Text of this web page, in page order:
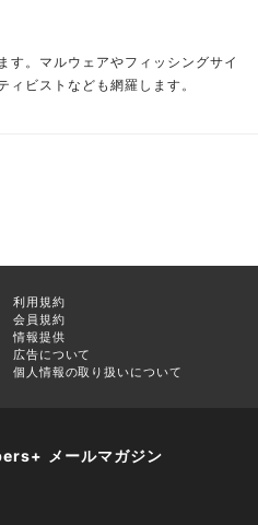
す。マルウェアやフィッシングサイ
ィビストなども網羅します。
利用規約
会員規約
情報提供
広告について
個人情報の取り扱いについて
メールマガジン